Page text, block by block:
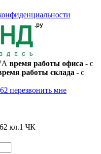
время работы офиса - с
работы склада - с
перезвонить мне
кл.1 ЧК